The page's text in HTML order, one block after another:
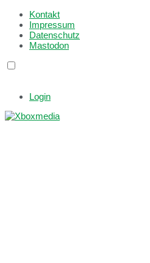
Kontakt
Impressum
Datenschutz
Mastodon
Login